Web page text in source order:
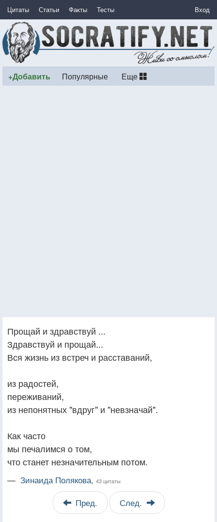
Цитаты Статьи Факты Тесты Вход
+Добавить Популярные Еще
Прощай и здравствуй ...
Здравствуй и прощай...
Вся жизнь из встреч и расставаний,
из радостей,
переживаний,
из непонятных "вдруг" и "невзначай".
Как часто
мы печалимся о том,
что станет незначительным потом.
— Зинаида Полякова, 43 цитаты
Пред. След.